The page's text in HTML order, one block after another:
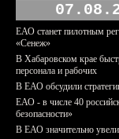
ЕАО станет пилотным
«Сенеж»
В Хабаровском крае
персонала и рабочих
В ЕАО обсудили
ЕАО - в числе 40
безопасности»
В ЕАО значительно